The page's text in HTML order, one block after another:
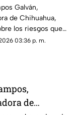
periodistas
de
Galván,
de Chihuahua,
los riesgos que
los nuevos
sancionar a
críticos.
03:36 p. m.
de